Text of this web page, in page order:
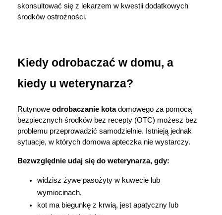
skonsultować się z lekarzem w kwestii dodatkowych
środków ostrożności.
Kiedy odrobaczać w domu, a
kiedy u weterynarza?
Rutynowe odrobaczanie kota domowego za pomocą
bezpiecznych środków bez recepty (OTC) możesz bez
problemu przeprowadzić samodzielnie. Istnieją jednak
sytuacje, w których domowa apteczka nie wystarczy.
Bezwzględnie udaj się do weterynarza, gdy:
widzisz żywe pasożyty w kuwecie lub
wymiocinach,
kot ma biegunkę z krwią, jest apatyczny lub